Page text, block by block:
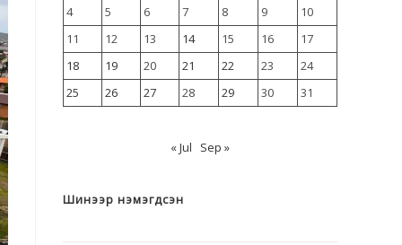
4
5 6 7 8 9
10
11
12 13 14 15 16
17
18
19 20 21 22 23
24
25
26 27 28 29 30 31
« Jul Sep »
Шинээр нэмэгдсэн